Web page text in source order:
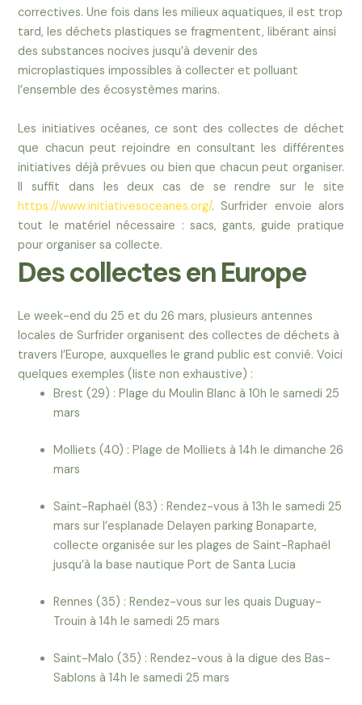
correctives. Une fois dans les milieux aquatiques, il est trop
tard, les déchets plastiques se fragmentent, libérant ainsi
des substances nocives jusqu’à devenir des
microplastiques impossibles à collecter et polluant
l’ensemble des écosystèmes marins.
Les initiatives océanes, ce sont des collectes de déchet
que chacun peut rejoindre en consultant les différentes
initiatives déjà prévues ou bien que chacun peut organiser.
Il suffit dans les deux cas de se rendre sur le site
https://www.initiativesoceanes.org/. Surfrider envoie alors
tout le matériel nécessaire : sacs, gants, guide pratique
pour organiser sa collecte.
Des collectes en Europe
Le week-end du 25 et du 26 mars, plusieurs antennes
locales de Surfrider organisent des collectes de déchets à
travers l’Europe, auxquelles le grand public est convié. Voici
quelques exemples (liste non exhaustive) :
Brest (29) : Plage du Moulin Blanc à 10h le samedi 25
mars
Molliets (40) : Plage de Molliets à 14h le dimanche 26
mars
Saint-Raphaël (83) : Rendez-vous à 13h le samedi 25
mars sur l’esplanade Delayen parking Bonaparte,
collecte organisée sur les plages de Saint-Raphaël
jusqu’à la base nautique Port de Santa Lucia
Rennes (35) : Rendez-vous sur les quais Duguay-
Trouin à 14h le samedi 25 mars
Saint-Malo (35) : Rendez-vous à la digue des Bas-
Sablons à 14h le samedi 25 mars